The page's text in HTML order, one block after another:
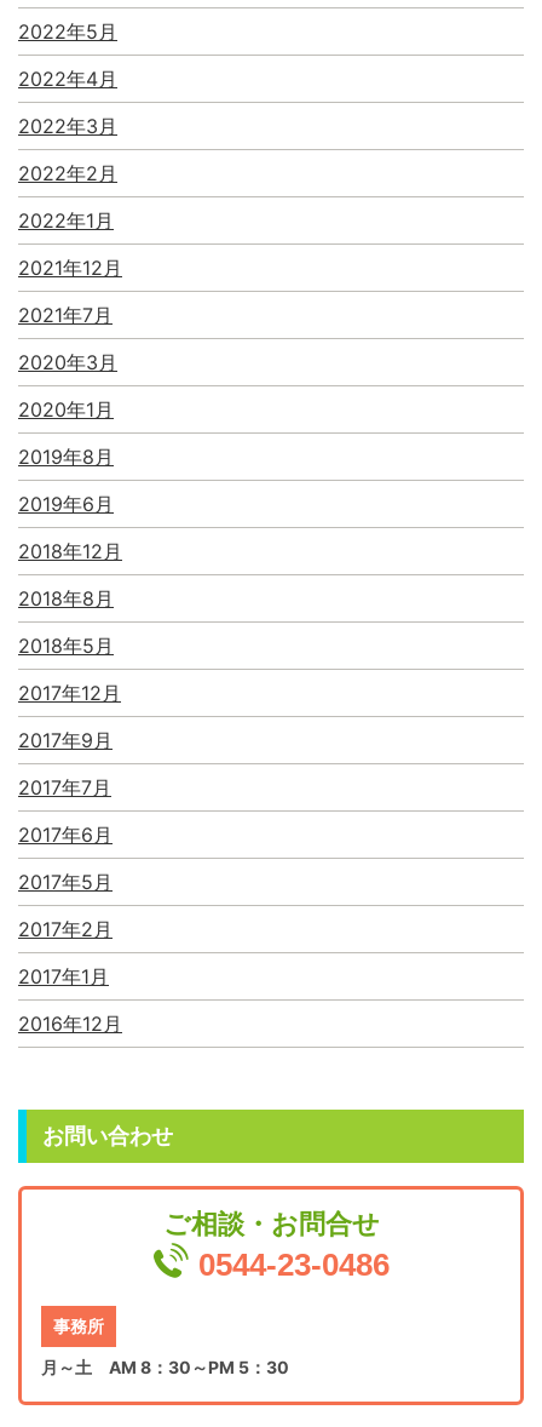
2022年5月
2022年4月
2022年3月
2022年2月
2022年1月
2021年12月
2021年7月
2020年3月
2020年1月
2019年8月
2019年6月
2018年12月
2018年8月
2018年5月
2017年12月
2017年9月
2017年7月
2017年6月
2017年5月
2017年2月
2017年1月
2016年12月
お問い合わせ
ご相談・お問合せ
0544-23-0486
事務所
月～土 AM 8：30～PM 5：30